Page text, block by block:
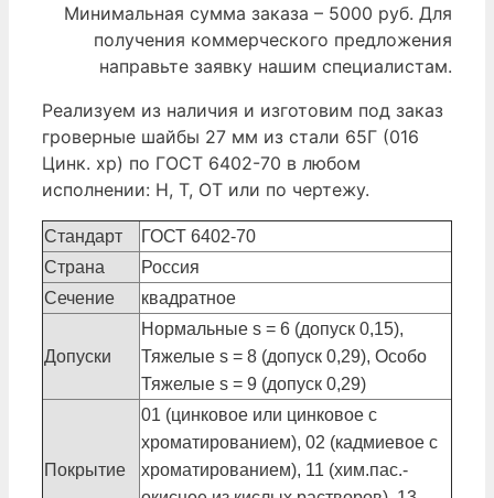
Минимальная сумма заказа – 5000 руб. Для
получения коммерческого предложения
направьте заявку нашим специалистам.
Реализуем из наличия и изготовим под заказ
гроверные шайбы 27 мм из стали 65Г (016
Цинк. хр) по ГОСТ 6402-70 в любом
исполнении: Н, Т, ОТ или по чертежу.
Стандарт
ГОСТ 6402-70
Страна
Россия
Сечение
квадратное
Допуски
Нормальные s = 6 (допуск 0,15),
Тяжелые s = 8 (допуск 0,29), Особо
Тяжелые s = 9 (допуск 0,29)
Покрытие
01 (цинковое или цинковое с
хроматированием), 02 (кадмиевое с
хроматированием), 11 (хим.пас.-